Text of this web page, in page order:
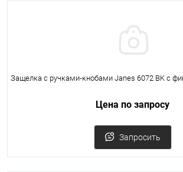
Защелка с ручками-кнобами Janes 6072 BK с
Цена по запросу
Запросить